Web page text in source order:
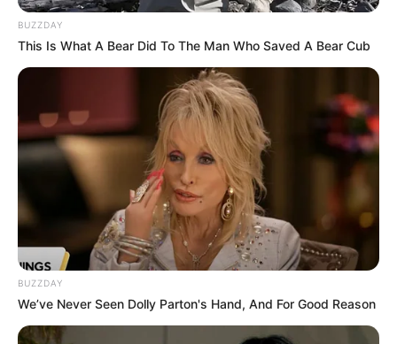
dadurch der Preis ändert.
BUZZDAY
This Is What A Bear Did To The Man Who Saved A Bear Cub
BUZZDAY
We’ve Never Seen Dolly Parton's Hand, And For Good Reason